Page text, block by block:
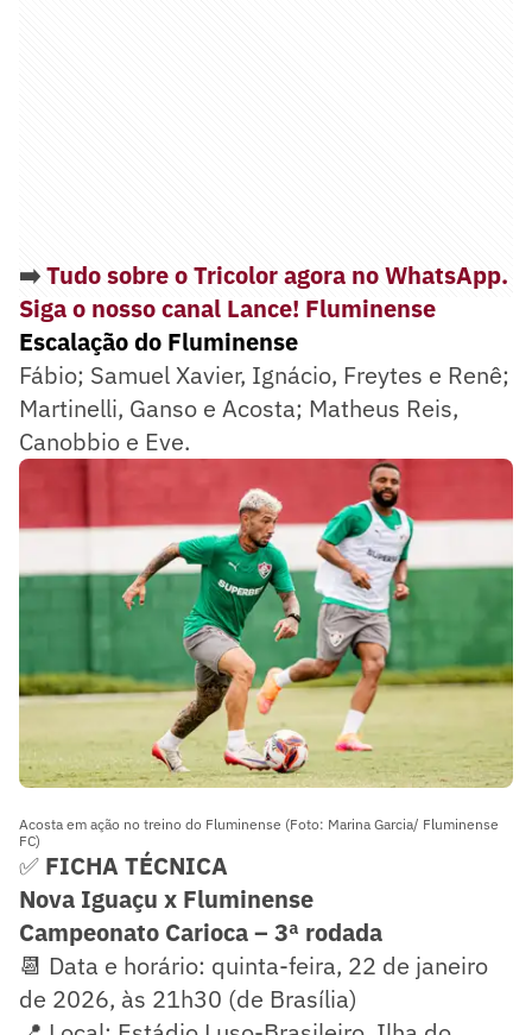
➡️Tudo sobre o Tricolor agora no WhatsApp.
Siga o nosso canal Lance! Fluminense
Escalação do Fluminense
Fábio; Samuel Xavier, Ignácio, Freytes e Renê;
Martinelli, Ganso e Acosta; Matheus Reis,
Canobbio e Eve.
Acosta em ação no treino do Fluminense (Foto: Marina Garcia/ Fluminense
FC)
✅ FICHA TÉCNICA
Nova Iguaçu x Fluminense
Campeonato Carioca – 3ª rodada
📆 Data e horário: quinta-feira, 22 de janeiro
de 2026, às 21h30 (de Brasília)